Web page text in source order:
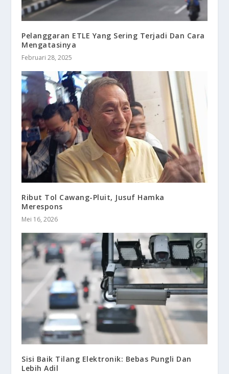
Pelanggaran ETLE Yang Sering Terjadi Dan Cara
Mengatasinya
Februari 28, 2025
Ribut Tol Cawang-Pluit, Jusuf Hamka
Merespons
Mei 16, 2026
Sisi Baik Tilang Elektronik: Bebas Pungli Dan
Lebih Adil